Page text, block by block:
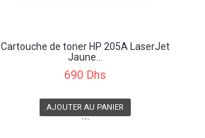
Cartouche de toner HP 205A LaserJet
Jaune...
690 Dhs
AJOUTER AU PANIER
```